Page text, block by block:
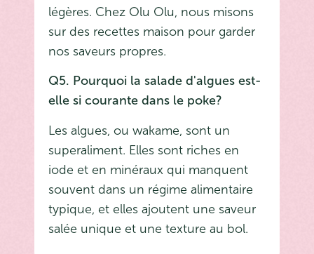
légères. Chez Olu Olu, nous misons
sur des recettes maison pour garder
nos saveurs propres.
Q5. Pourquoi la salade d'algues est-
elle si courante dans le poke?
Les algues, ou wakame, sont un
superaliment. Elles sont riches en
iode et en minéraux qui manquent
souvent dans un régime alimentaire
typique, et elles ajoutent une saveur
salée unique et une texture au bol.